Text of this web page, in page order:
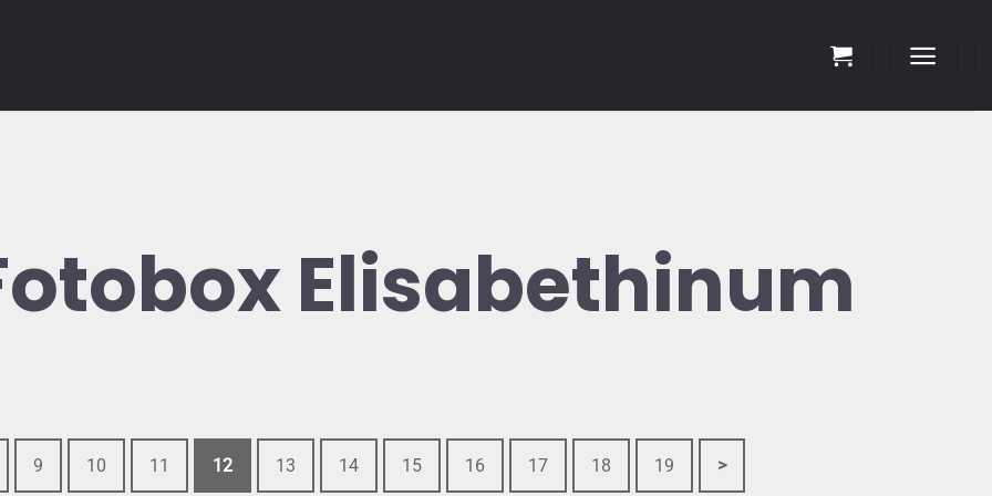
Elisabethinum
9 10 11 12 13 14 15 16 17 18 19 >